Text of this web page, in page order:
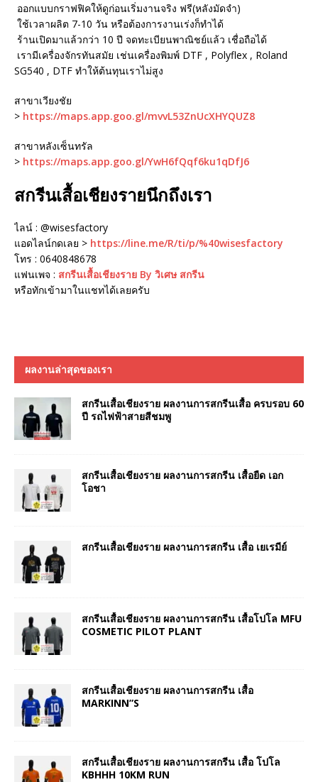
ออกแบบกราฟฟิคให้ดูก่อนเริ่มงานจริง ฟรี(หลังมัดจำ)
ใช้เวลาผลิต 7-10 วัน หรือต้องการงานเร่งก็ทำได้
ร้านเปิดมาแล้วกว่า 10 ปี จดทะเบียนพาณิชย์แล้ว เชื่อถือได้
เรามีเครื่องจักรทันสมัย เช่นเครื่องพิมพ์ DTF , Polyflex , Roland
SG540 , DTF ทำให้ต้นทุนเราไม่สูง
สาขาเวียงชัย
> https://maps.app.goo.gl/mvvL53ZnUcXHYQUZ8
สาขาหลังเซ็นทรัล
> https://maps.app.goo.gl/YwH6fQqf6ku1qDfJ6
สกรีนเสื้อเชียงรายนึกถึงเรา
ไลน์ : @wisesfactory
แอดไลน์กดเลย > https://line.me/R/ti/p/%40wisesfactory
โทร : 0640848678
แฟนเพจ : สกรีนเสื้อเชียงราย By วิเศษ สกรีน
หรือทักเข้ามาในแชทได้เลยครับ
ผลงานล่าสุดของเรา
สกรีนเสื้อเชียงราย ผลงานการสกรีนเสื้อ ครบรอบ 60
ปี รถไฟฟ้าสายสีชมพู
สกรีนเสื้อเชียงราย ผลงานการสกรีน เสื้อยืด เอก
โอชา
สกรีนเสื้อเชียงราย ผลงานการสกรีน เสื้อ เยเรมีย์
สกรีนเสื้อเชียงราย ผลงานการสกรีน เสื้อโปโล MFU
COSMETIC PILOT PLANT
สกรีนเสื้อเชียงราย ผลงานการสกรีน เสื้อ
MARKINN”S
สกรีนเสื้อเชียงราย ผลงานการสกรีน เสื้อ โปโล
KBHHH 10KM RUN